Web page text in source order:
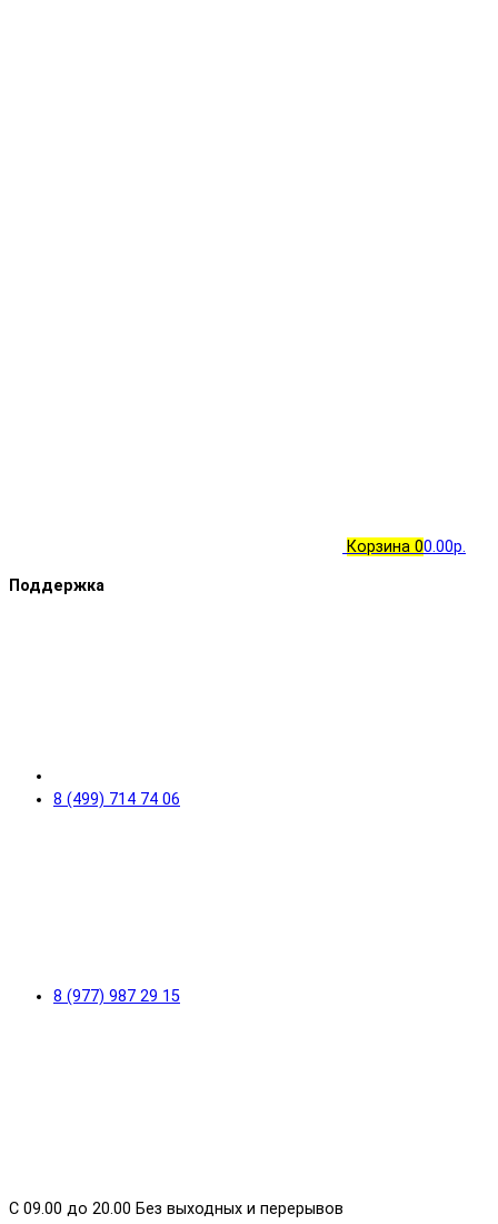
Корзина 00.00р.
Поддержка
8 (499) 714 74 06
8 (977) 987 29 15
С 09.00 до 20.00 Без выходных и перерывов